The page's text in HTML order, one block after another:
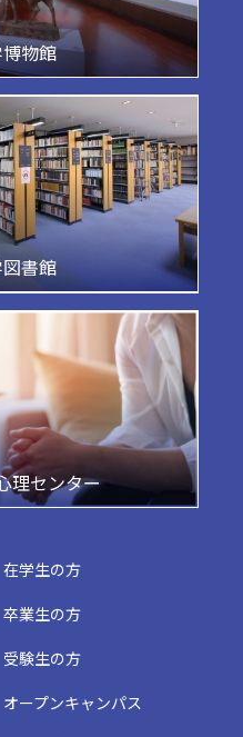
物館
書館
理センター
在学生の方
卒業生の方
受験生の方
オープンキャンパス